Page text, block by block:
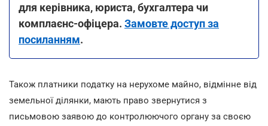
для керівника, юриста, бухгалтера чи
комплаєнс-офіцера. Замовте доступ за
посиланням.
Також платники податку на нерухоме майно, відмінне від
земельної ділянки, мають право звернутися з
письмовою заявою до контролюючого органу за своєю